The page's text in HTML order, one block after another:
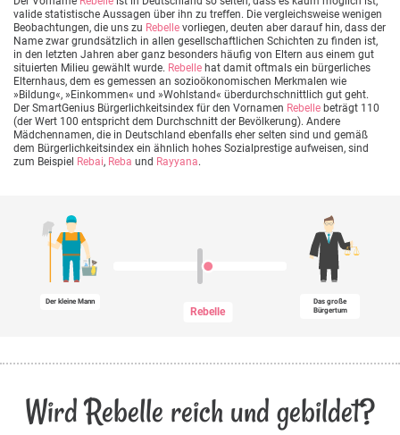
valide statistische Aussagen über ihn zu treffen. Die vergleichsweise wenigen
Beobachtungen, die uns zu Rebelle vorliegen, deuten aber darauf hin, dass der
Name zwar grundsätzlich in allen gesellschaftlichen Schichten zu finden ist,
in den letzten Jahren aber ganz besonders häufig von Eltern aus einem gut
situierten Milieu gewählt wurde. Rebelle hat damit oftmals ein bürgerliches
Elternhaus, dem es gemessen an sozioökonomischen Merkmalen wie
»Bildung«, »Einkommen« und »Wohlstand« überdurchschnittlich gut geht.
Der SmartGenius Bürgerlichkeitsindex für den Vornamen Rebelle beträgt 110
(der Wert 100 entspricht dem Durchschnitt der Bevölkerung). Andere
Mädchennamen, die in Deutschland ebenfalls eher selten sind und gemäß
dem Bürgerlichkeitsindex ein ähnlich hohes Sozialprestige aufweisen, sind
zum Beispiel Rebai, Reba und Rayyana.
Der kleine Mann
Rebelle
Das große
Bürgertum
Wird Rebelle reich und gebildet?